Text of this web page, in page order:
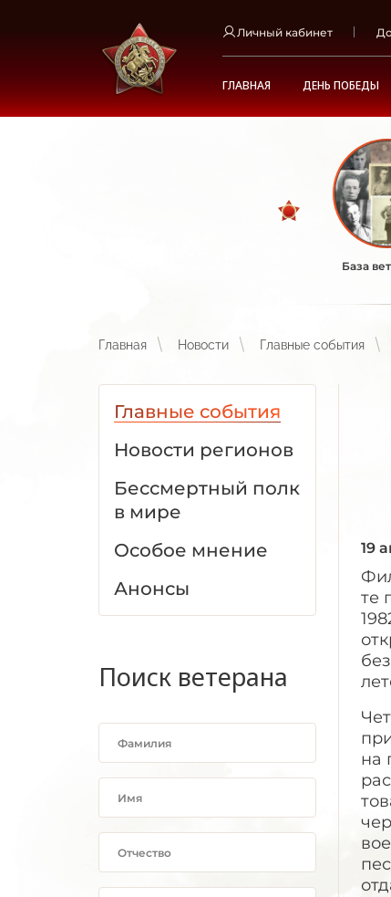
Личный кабинет
ГЛАВНАЯ ДЕНЬ ПОБЕДЫ
База
Главная Новости Главные события
Главные события
Новости регионов
Бессмертный полк
в мире
Особое мнение
Анонсы
Поиск ветерана
19
те
на